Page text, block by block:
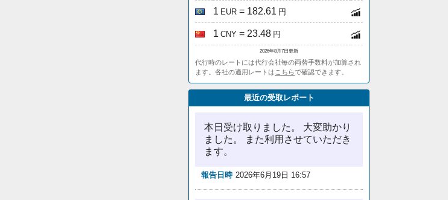
1 EUR = 182.61 円
1 CNY = 23.48 円
2026年8月7日更新
代行時のレートには代行会社毎の両替手数料が加算され
ます。各社の適用レートは こちらで確認できます。
最近の受取レポート
本日受け取りました。 大変助かり
ました。 また利用させていただき
ます。
報告日時 2026年6月19日 16:57